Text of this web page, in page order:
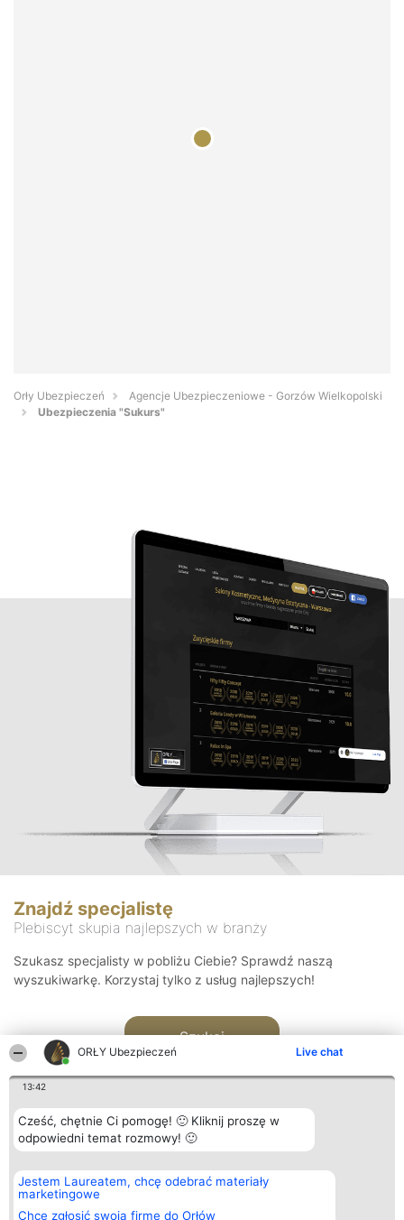
ORŁY Ubezpieczeń Live chat
13:42
Cześć, chętnie Ci pomogę! 🙂 Kliknij proszę w
odpowiedni temat rozmowy! 🙂
Jestem Laureatem, chcę odebrać materiały
marketingowe
Chcę zgłosić swoją firmę do Orłów
Orły Ubezpieczeń
Agencje Ubezpieczeniowe - Gorzów Wielkopolski
Ubezpieczenia "Sukurs"
Znajdź specjalistę
Plebiscyt skupia najlepszych w branży
Szukasz specjalisty w pobliżu Ciebie? Sprawdź naszą
wyszukiwarkę. Korzystaj tylko z usług najlepszych!
Szukaj
Organizator plebiscytu
Bright Side Solutions sp. z o.
o. sp. k.
ul. Ruska 22
Plebiscyt
Laureaci
wszystkich
Kontakt
Kontakt